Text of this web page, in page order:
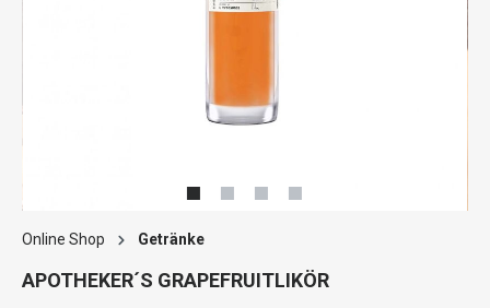
Online Shop Getränke
APOTHEKER´S GRAPEFRUITLIKÖR